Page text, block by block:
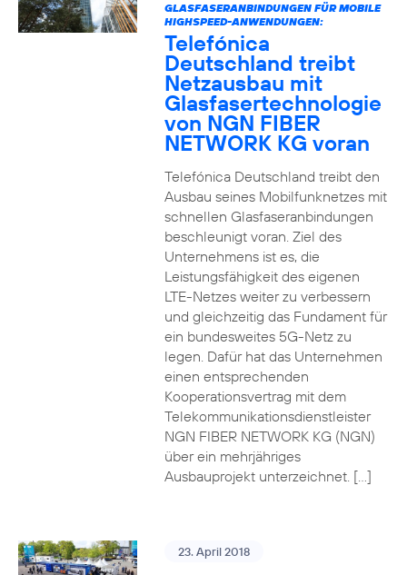
GLASFASERANBINDUNGEN FÜR MOBILE
HIGHSPEED-ANWENDUNGEN:
Telefónica
Deutschland treibt
Netzausbau mit
Glasfasertechnologie
von NGN FIBER
NETWORK KG voran
Telefónica Deutschland treibt den
Ausbau seines Mobilfunknetzes mit
schnellen Glasfaseranbindungen
beschleunigt voran. Ziel des
Unternehmens ist es, die
Leistungsfähigkeit des eigenen
LTE-Netzes weiter zu verbessern
und gleichzeitig das Fundament für
ein bundesweites 5G-Netz zu
legen. Dafür hat das Unternehmen
einen entsprechenden
Kooperationsvertrag mit dem
Telekommunikationsdienstleister
NGN FIBER NETWORK KG (NGN)
über ein mehrjähriges
Ausbauprojekt unterzeichnet. […]
23. April 2018